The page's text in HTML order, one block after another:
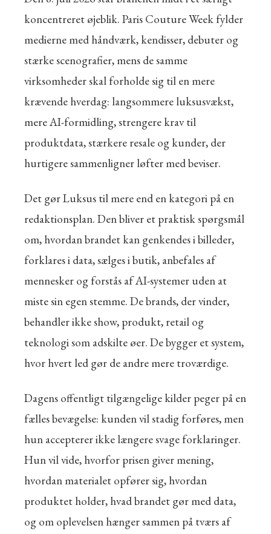
koncentreret øjeblik. Paris Couture Week fylder
medierne med håndværk, kendisser, debuter og
stærke scenografier, mens de samme
virksomheder skal forholde sig til en mere
krævende hverdag: langsommere luksusvækst,
mere AI-formidling, strengere krav til
produktdata, stærkere resale og kunder, der
hurtigere sammenligner løfter med beviser.
Det gør Luksus til mere end en kategori på en
redaktionsplan. Den bliver et praktisk spørgsmål
om, hvordan brandet kan genkendes i billeder,
forklares i data, sælges i butik, anbefales af
mennesker og forstås af AI-systemer uden at
miste sin egen stemme. De brands, der vinder,
behandler ikke show, produkt, retail og
teknologi som adskilte øer. De bygger et system,
hvor hvert led gør de andre mere troværdige.
Dagens offentligt tilgængelige kilder peger på en
fælles bevægelse: kunden vil stadig forføres, men
hun accepterer ikke længere svage forklaringer.
Hun vil vide, hvorfor prisen giver mening,
hvordan materialet opfører sig, hvordan
produktet holder, hvad brandet gør med data,
og om oplevelsen hænger sammen på tværs af